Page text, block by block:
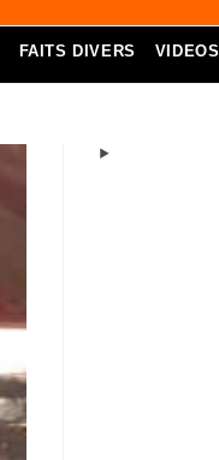
FAITS DIVERS VIDEOS